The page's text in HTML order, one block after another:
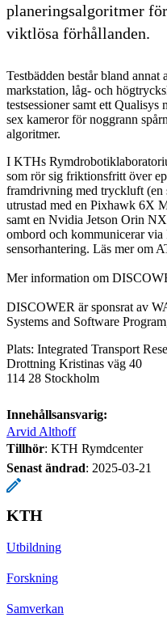
planeringsalgoritmer
viktlösa förhållanden.
Testbädden består bland
markstation, låg- och
testsessioner samt ett Qualisys
sex kameror för noggrann
algoritmer.
I KTHs
som rör sig friktionsfritt över
framdrivning med tryckluft (en
utrustad med en Pixhawk 6X
samt en Nvidia Jetson Orin
ombord och kommunicerar
sensorhantering. Läs mer om
Mer information om
DISCOWER är sponsrat av
Systems and Software
Plats: Integrated Transport
Drottning Kristinas väg 40
114 28 Stockholm
Innehållsansvarig:
Arvid Althoff
Tillhör: KTH Rymdcenter
Senast ändrad: 2025-03-21
KTH
Utbildning
Forskning
Samverkan